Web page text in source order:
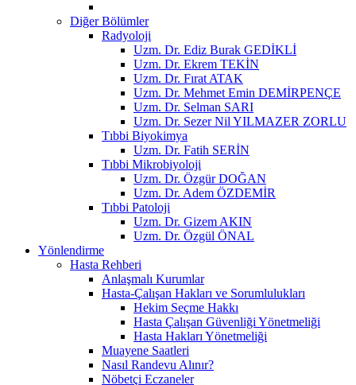
Diğer Bölümler
Radyoloji
Uzm. Dr. Ediz Burak GEDİKLİ
Uzm. Dr. Ekrem TEKİN
Uzm. Dr. Fırat ATAK
Uzm. Dr. Mehmet Emin DEMİRPENÇE
Uzm. Dr. Selman SARI
Uzm. Dr. Sezer Nil YILMAZER ZORLU
Tıbbi Biyokimya
Uzm. Dr. Fatih SERİN
Tıbbi Mikrobiyoloji
Uzm. Dr. Özgür DOĞAN
Uzm. Dr. Adem ÖZDEMİR
Tıbbi Patoloji
Uzm. Dr. Gizem AKIN
Uzm. Dr. Özgül ÖNAL
Yönlendirme
Hasta Rehberi
Anlaşmalı Kurumlar
Hasta-Çalışan Hakları ve Sorumlulukları
Hekim Seçme Hakkı
Hasta Çalışan Güvenliği Yönetmeliği
Hasta Hakları Yönetmeliği
Muayene Saatleri
Nasıl Randevu Alınır?
Nöbetçi Eczaneler